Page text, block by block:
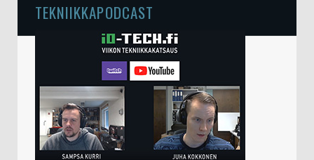
TEKNIIKKAPODCAST